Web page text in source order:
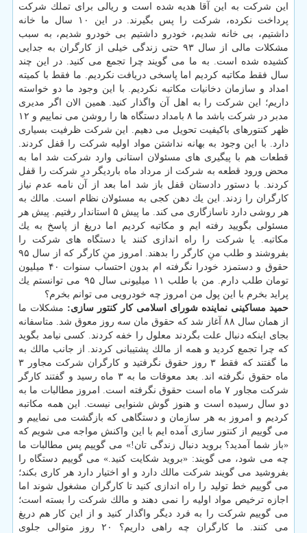
این شركت به این آقا هدیه شده است و ریالی برای تملك شركت
پرداخت نكرده، شركت را پس بگیرند. در این ۱۰ سال ما خانه
داشتیم، بی خانه شدیم، خودرو داشتیم بی خودرو شدیم، به سبب
مشكلات مالی از سال ۹۳ حتی زندگی خیلی از كارگران به جدایی
كشیده شده است. به ما می گویند چرا تجمع می كنید. در این چند
سال فقط مكاتبه كردیم اما پاسخی دریافت نكردیم. ما فقط با كمیته
امداد و سازمان دخانیات مكاتبه نكردیم. با این وجود ما دو خواسته
داریم؛ این شركت را به اهل آن واگذار كنید. همین الان اگر مدیری
مدبر در شركت باشد ما ۸ بامداد دستگاه ها را روشن می نماییم و ۱۲
ظهر كنتورهای باكیفیت تحویل می دهیم. این شركت ظرفیت بسیاری
دارد. با این وجود به بهانه نداشتن مواد اولیه شركت را قفل كردند.
قطعات هم با پیگیری های مسئولان استانی وارد شركت شد اما به
محض ورود قطعه به شركت از مرداد ماه باردیگر درِ شركت را قفل
كردند. با دستور دادستان قفل باز شد اما بعد از آن نامه عدم نیاز
كارگران را زدند. این یك دهن كجی به مسئولان نظام است. مالك به
هر روشی دارد ناسازگاری می كند. ما پیش ۵ استاندار رفتیم. پیش هر
مسئولی بگویید رفته ایم و مكاتبه كردیم اما دریغ از پاسخ به یك
مكاتبه. یا شركت را راه اندازی كنند یا دستگاه های شركت را
بفروشند و طلب منِ كارگر را بدهند. امروز منِ كارگر كه از سال ۹۵
حقوق و دستمزد خودرا نگرفته ام بدون احتساب سنوات ۴۰ میلیون
تومان طلب دارم. من با طلب ۱۱ میلیونی سال ۹۵ می توانستم یك
پراید بخرم با این پول من امروز چه خودرویی می توانم بخرم؟
حمید مساكینی نماینده شورای اسلامی كار كنتور سازی: مشكلات ما
از همان سال ۸۸ آغاز شد كه حقوق مان سه روز معوق شد. متاسفانه
بجای اینكه دنبال علت بگردند معلول را خفه كردند. كسی نیامد بگوید
كه چرا تجمع كردید و همه از مالك پشتیبانی كردند. از جانب مالك به
ما گفتند كه فقط ۳ روز حقوق نگرفتید و كارگران شركت مجاور ۳
ماه حقوق نگرفته اند. بعد معوقات ما به ۳ ماه رسید و گفتند كارگر
شركت مجاور ۷ ماه است حقوق نگرفته است. امروز مطالبات ما به
دو سال رسیده است و هنوز گوش شنوایی نیست. این همه مكاتبه
كردیم و امروز به هر سازمان و دستگاهی كه بازگشت می نماییم و
می گوییم از كنتور سازی آمده ایم با این واكنش مواجه می شویم كه
«باز شما آمدید؟ بروید دنبال زندگی تان!» می گوییم پس مطالبات ما
چه می شود، می گویند: «بروید شكایت كنید.» می گوییم دستگاه را
بفروشید می گویند شركت مالك دارد و او اختیار دارد هر كاری بكند؛
می گوییم خط تولید را راه اندازی كنید تا كارگران مشغول شوند اما
اجازه ترخیص مواد اولیه را نمی دهند و مالك شركت را بسته است؛
می گوییم شركت را به فرد دیگر واگذار كنید و از این كار هم دریغ
می كنند. ما كارگران چه راهی داریم؟ ۲۰ روز متوالی جلوی